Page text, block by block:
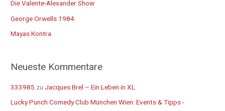
h
Die Valente-Alexander Show
George Orwells 1984
Mayas Kontra
Neueste Kommentare
333985 zu Jacques Brel – Ein Leben in XL
Lucky Punch Comedy Club München Wien: Events & Tipps -